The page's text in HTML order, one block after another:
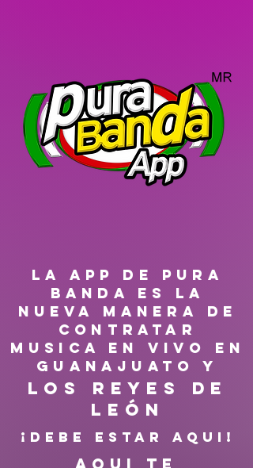
LA APP DE PURA
BANDA ES LA
NUEVA MANERA DE
CONTRATAR
MUSICA EN VIVO EN
GUANAJUATO Y
Los reyes de
León
¡DEBE ESTAR AQUI!
AQUI TE